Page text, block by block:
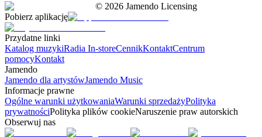
© 2026 Jamendo Licensing
Pobierz aplikację
Przydatne linki
Katalog muzykiRadia In-storeCennikKontaktCentrum
pomocyKontakt
Jamendo
Jamendo dla artystówJamendo Music
Informacje prawne
Ogólne warunki użytkowaniaWarunki sprzedażyPolityka
prywatnościPolityka plików cookieNaruszenie praw autorskich
Obserwuj nas